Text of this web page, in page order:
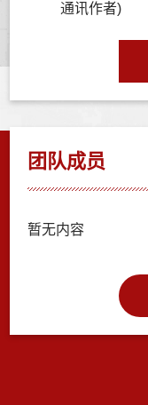
通讯作者)
团队成员
暂无内容